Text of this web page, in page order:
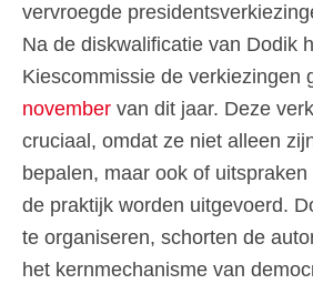
vervroegde
Na de diskwalificatie van Dodik
Kiescommissie de verkiezingen
november van dit jaar. Deze
cruciaal, omdat ze niet alleen
bepalen, maar ook of
de praktijk worden uitgevoerd.
te organiseren, schorten de
het kernmechanisme van